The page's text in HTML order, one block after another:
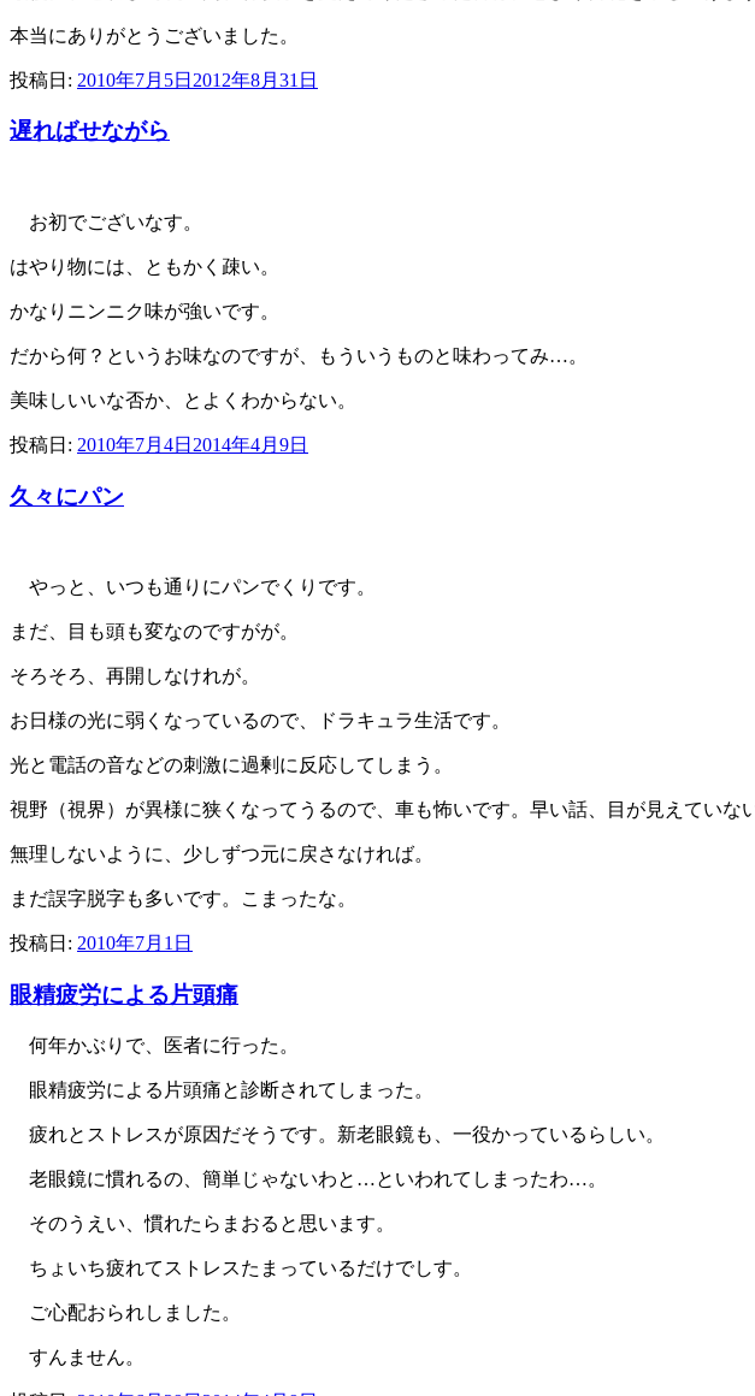
本当にありがとうございました。
投稿日: 2010年7月5日 2012年8月31日
遅ればせながら
お初でございなす。
はやり物には、ともかく疎い。
かなりニンニク味が強いです。
だから何？というお味なのですが、もういうものと味わってみ…。
美味しいいな否か、とよくわからない。
投稿日: 2010年7月4日 2014年4月9日
久々にパン
やっと、いつも通りにパンでくりです。
まだ、目も頭も変なのですがが。
そろそろ、再開しなけれが。
お日様の光に弱くなっているので、ドラキュラ生活です。
光と電話の音などの刺激に過剰に反応してしまう。
視野（視界）が異様に狭くなってうるので、車も怖いです。早い話、目が見えていな
無理しないように、少しずつ元に戻さなければ。
まだ誤字脱字も多いです。こまったな。
投稿日: 2010年7月1日
眼精疲労による片頭痛
何年かぶりで、医者に行った。
眼精疲労による片頭痛と診断されてしまった。
疲れとストレスが原因だそうです。新老眼鏡も、一役かっているらしい。
老眼鏡に慣れるの、簡単じゃないわと…といわれてしまったわ…。
そのうえい、慣れたらまおると思います。
ちょいち疲れてストレスたまっているだけでしす。
ご心配おられしました。
すんません。